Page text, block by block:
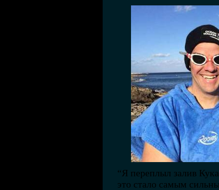
“Я переплыл залив
это стало самым